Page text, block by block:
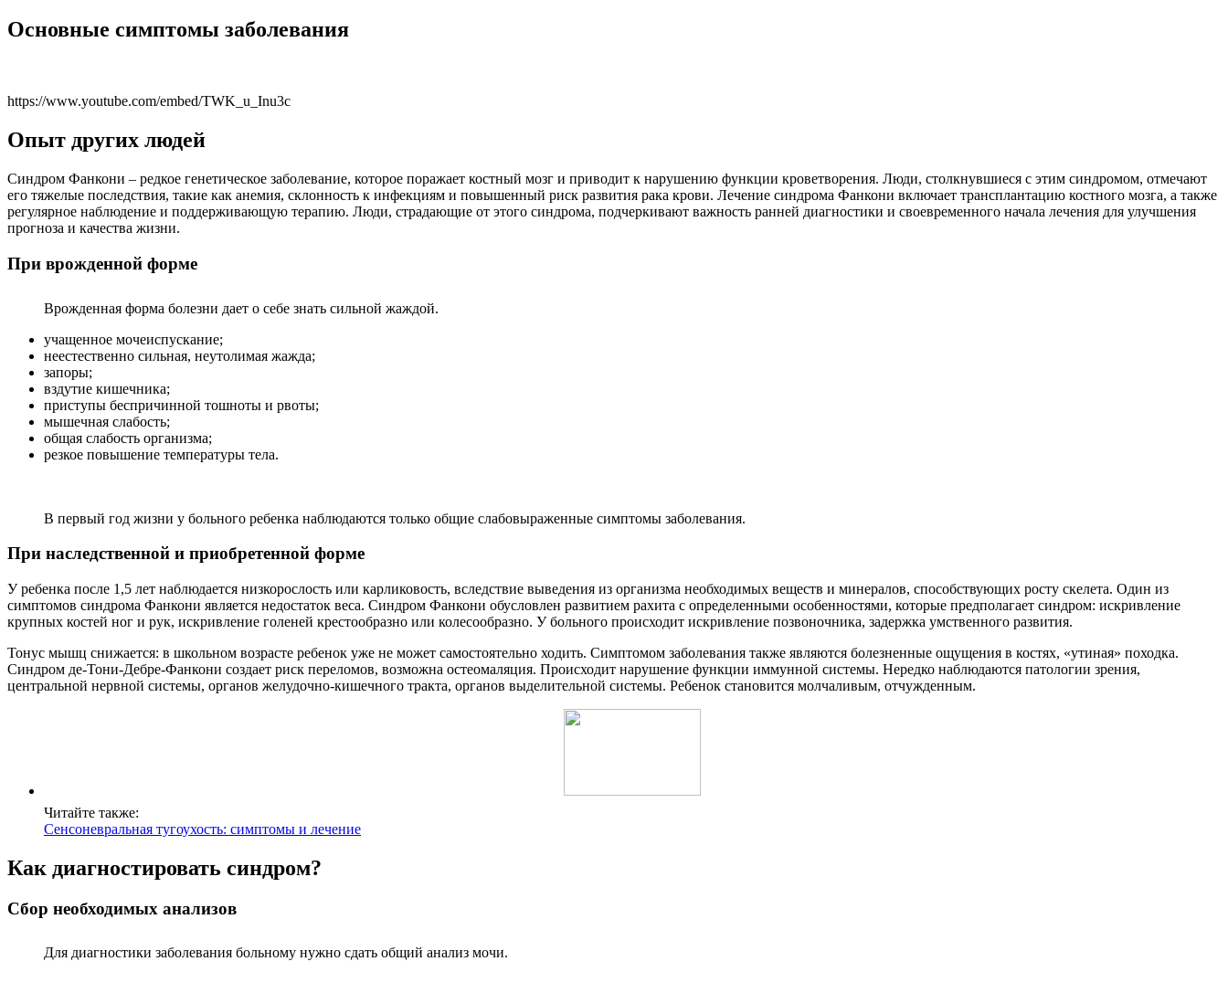
Основные симптомы заболевания
https://www.youtube.com/embed/TWK_u_Inu3c
Опыт других людей
Синдром Фанкони – редкое генетическое заболевание, которое поражает костный мозг и приводит к нарушению функции кроветворения. Люди, столкнувшиеся с этим синдромом, отмечают
его тяжелые последствия, такие как анемия, склонность к инфекциям и повышенный риск развития рака крови. Лечение синдрома Фанкони включает трансплантацию костного мозга, а также
регулярное наблюдение и поддерживающую терапию. Люди, страдающие от этого синдрома, подчеркивают важность ранней диагностики и своевременного начала лечения для улучшения
прогноза и качества жизни.
При врожденной форме
Врожденная форма болезни дает о себе знать сильной жаждой.
учащенное мочеиспускание;
неестественно сильная, неутолимая жажда;
запоры;
вздутие кишечника;
приступы беспричинной тошноты и рвоты;
мышечная слабость;
общая слабость организма;
резкое повышение температуры тела.
В первый год жизни у больного ребенка наблюдаются только общие слабовыраженные симптомы заболевания.
При наследственной и приобретенной форме
У ребенка после 1,5 лет наблюдается низкорослость или карликовость, вследствие выведения из организма необходимых веществ и минералов, способствующих росту скелета. Один из
симптомов синдрома Фанкони является недостаток веса. Синдром Фанкони обусловлен развитием рахита с определенными особенностями, которые предполагает синдром: искривление
крупных костей ног и рук, искривление голеней крестообразно или колесообразно. У больного происходит искривление позвоночника, задержка умственного развития.
Тонус мышц снижается: в школьном возрасте ребенок уже не может самостоятельно ходить. Симптомом заболевания также являются болезненные ощущения в костях, «утиная» походка.
Синдром де-Тони-Дебре-Фанкони создает риск переломов, возможна остеомаляция. Происходит нарушение функции иммунной системы. Нередко наблюдаются патологии зрения,
центральной нервной системы, органов желудочно-кишечного тракта, органов выделительной системы. Ребенок становится молчаливым, отчужденным.
Читайте также:
Сенсоневральная тугоухость: симптомы и лечение
Как диагностировать синдром?
Сбор необходимых анализов
Для диагностики заболевания больному нужно сдать общий анализ мочи.